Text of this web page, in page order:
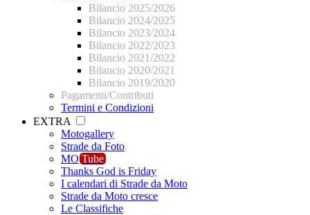
Bilancio 2025/2026
Bilancio 2024/2025
Bilancio 2023/2024
Bilancio 2022/2023
Bilancio 2021/2022
Bilancio 2020/2021
Bilancio 2019/2020
Pagamenti/Contributi
Termini e Condizioni
EXTRA
Motogallery
Strade da Foto
MO Tube
Thanks God is Friday
I calendari di Strade da Moto
Strade da Moto cresce
Le Classifiche